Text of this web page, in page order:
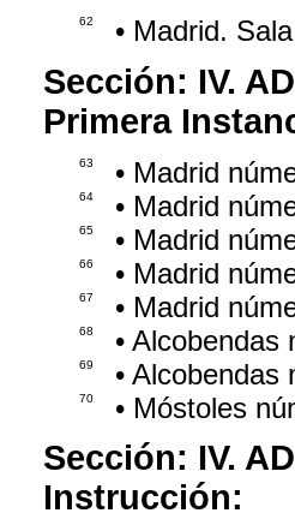
62 • Madrid.
Sección: IV.
Primera
63 • Madrid
64 • Madrid
65 • Madrid
66 • Madrid
67 • Madrid
68 •
69 •
70 • Móstoles
Sección: IV.
Instrucción: